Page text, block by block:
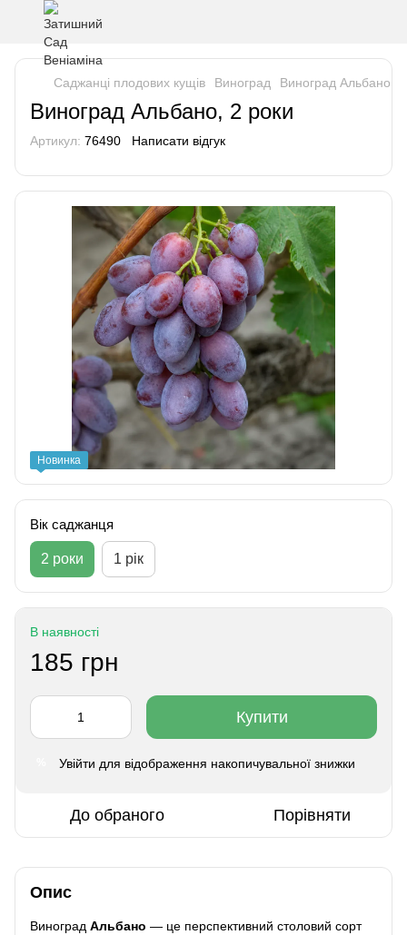
Саджанці плодових кущів Виноград Виноград Альбано,
Виноград Альбано, 2 роки
Артикул: 76490 Написати відгук
Новинка
Вік саджанця
2 роки 1 рік
В наявності
185 грн
Купити
Увійти для відображення накопичувальної знижки
До обраного Порівняти
Опис
Виноград Альбано — це перспективний столовий сорт